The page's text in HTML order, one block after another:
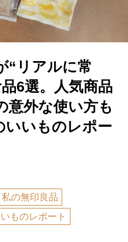
“リアルに常
6選。人気商品
意外な使い方も
いいものレポー
私の無印良品
ものレポート